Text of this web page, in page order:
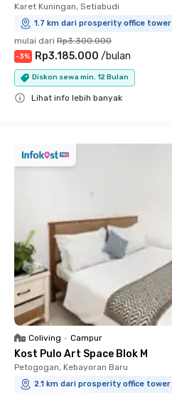
Karet Kuningan, Setiabudi
1.7 km dari prosperity office tower
mulai dari Rp3.300.000
-3% Rp3.185.000 /bulan
Diskon sewa min. 12 Bulan
Lihat info lebih banyak
Coliving • Campur
Kost Pulo Art Space Blok M
Petogogan, Kebayoran Baru
2.1 km dari prosperity office tower